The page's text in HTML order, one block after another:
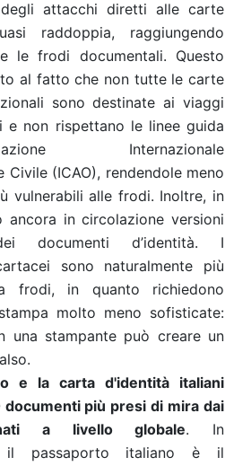
degli attacchi diretti alle carte
raddoppia, raggiungendo
le frodi documentali. Questo
al fatto che non tutte le carte
sono destinate ai viaggi
e non rispettano le linee guida
Internazionale
Civile (ICAO), rendendole meno
vulnerabili alle frodi. Inoltre, in
ancora in circolazione versioni
documenti d’identità. I
sono naturalmente più
frodi, in quanto richiedono
molto meno sofisticate:
una stampante può creare un
e la carta d'identità italiani
documenti più presi di mira dai
a livello globale. In
il passaporto italiano è il